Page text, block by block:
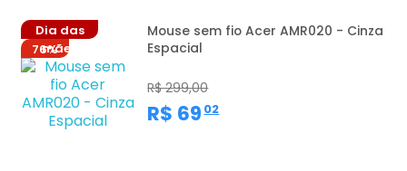
Dia das
mães
76%
Mouse sem fio Acer AMR020 - Cinza
Espacial
R$ 299,00
R$ 69 ,02